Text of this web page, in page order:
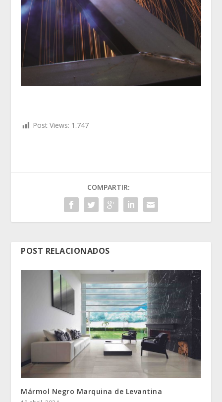
Post Views: 1.747
COMPARTIR:
POST RELACIONADOS
Mármol Negro Marquina de Levantina